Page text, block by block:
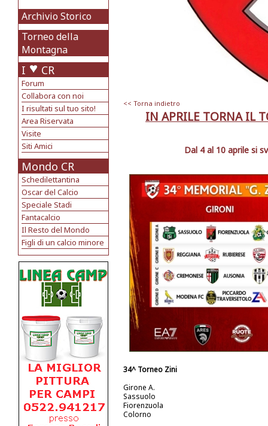
Archivio Storico
Torneo della
Montagna
I CR
Forum
Collabora con noi
I risultati sul tuo sito!
Area Riservata
Visite
Siti Amici
Mondo CR
Schedilettantina
Oscar del Calcio
Speciale Stadi
Fantacalcio
Il Resto del Mondo
Figli di un calcio minore
<< Torna indietro
IN APRILE TORNA IL
Dal 4 al 10 aprile si
34^ Torneo Zini
Girone A.
Sassuolo
Fiorenzuola
Colorno